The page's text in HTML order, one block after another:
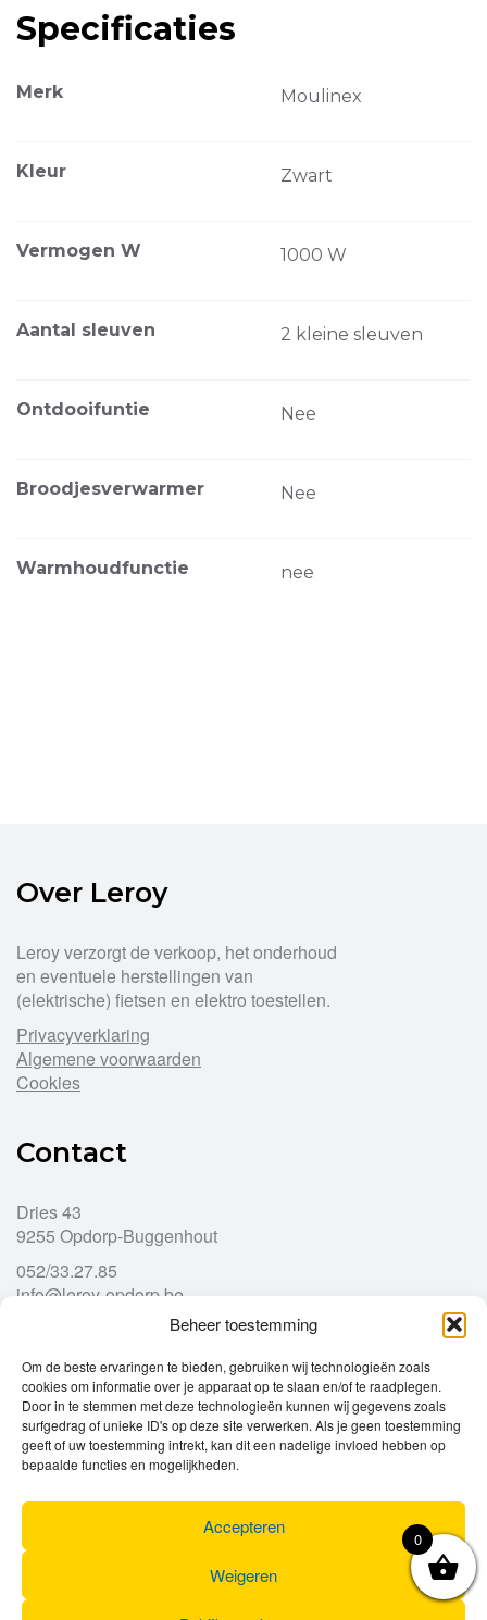
Beheer toestemming
Om de beste ervaringen te bieden, gebruiken wij technologieën zoals
cookies om informatie over je apparaat op te slaan en/of te raadplegen.
Door in te stemmen met deze technologieën kunnen wij gegevens zoals
surfgedrag of unieke ID's op deze site verwerken. Als je geen toestemming
geeft of uw toestemming intrekt, kan dit een nadelige invloed hebben op
bepaalde functies en mogelijkheden.
Accepteren
Weigeren
Specificaties
Merk Moulinex
Kleur Zwart
Vermogen W 1000 W
Aantal sleuven 2 kleine sleuven
Ontdooifuntie Nee
Broodjesverwarmer Nee
Warmhoudfunctie nee
Over Leroy
Leroy verzorgt de verkoop, het onderhoud
en eventuele herstellingen van
(elektrische) fietsen en elektro toestellen.
Privacyverklaring
Algemene voorwaarden
Cookies
Contact
Dries 43
9255 Opdorp-Buggenhout
052/33.27.85
info@leroy-opdorp.be
Openingsuren
Ma
gesloten
Di
9u – 12u
13u – 18u00
Wo
9u – 12u
13u – 18u00
Do
9u – 12u
13u – 18u00
13u – 18u00
Za
0